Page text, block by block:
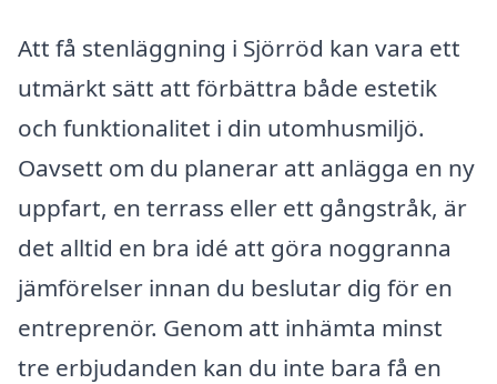
Att få stenläggning i Sjörröd kan vara ett
utmärkt sätt att förbättra både estetik
och funktionalitet i din utomhusmiljö.
Oavsett om du planerar att anlägga en ny
uppfart, en terrass eller ett gångstråk, är
det alltid en bra idé att göra noggranna
jämförelser innan du beslutar dig för en
entreprenör. Genom att inhämta minst
tre erbjudanden kan du inte bara få en